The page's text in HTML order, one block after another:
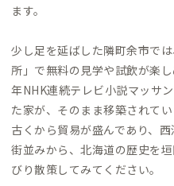
ます。
少し足を延ばした隣町余市で
所」で無料の見学や試飲が楽
年NHK連続テレビ小説マッサ
た家が、そのまま移築されてい
古くから貿易が盛んであり、
街並みから、北海道の歴史を
びり散策してみてください。